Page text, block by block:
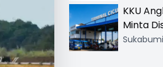
KKU
Minta
Sukabumi